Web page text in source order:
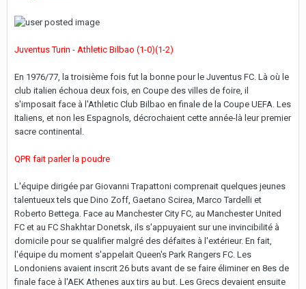
Juventus Turin - Athletic Bilbao (1-0)(1-2)
En 1976/77, la troisième fois fut la bonne pour le Juventus FC. Là où le
club italien échoua deux fois, en Coupe des villes de foire, il
s'imposait face à l'Athletic Club Bilbao en finale de la Coupe UEFA. Les
Italiens, et non les Espagnols, décrochaient cette année-là leur premier
sacre continental.
QPR fait parler la poudre
L'équipe dirigée par Giovanni Trapattoni comprenait quelques jeunes
talentueux tels que Dino Zoff, Gaetano Scirea, Marco Tardelli et
Roberto Bettega. Face au Manchester City FC, au Manchester United
FC et au FC Shakhtar Donetsk, ils s'appuyaient sur une invincibilité à
domicile pour se qualifier malgré des défaites à l'extérieur. En fait,
l'équipe du moment s'appelait Queen's Park Rangers FC. Les
Londoniens avaient inscrit 26 buts avant de se faire éliminer en 8es de
finale face à l'AEK Athenes aux tirs au but. Les Grecs devaient ensuite